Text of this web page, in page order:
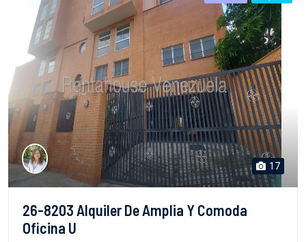
17
26-8203 Alquiler De Amplia Y Comoda
Oficina U